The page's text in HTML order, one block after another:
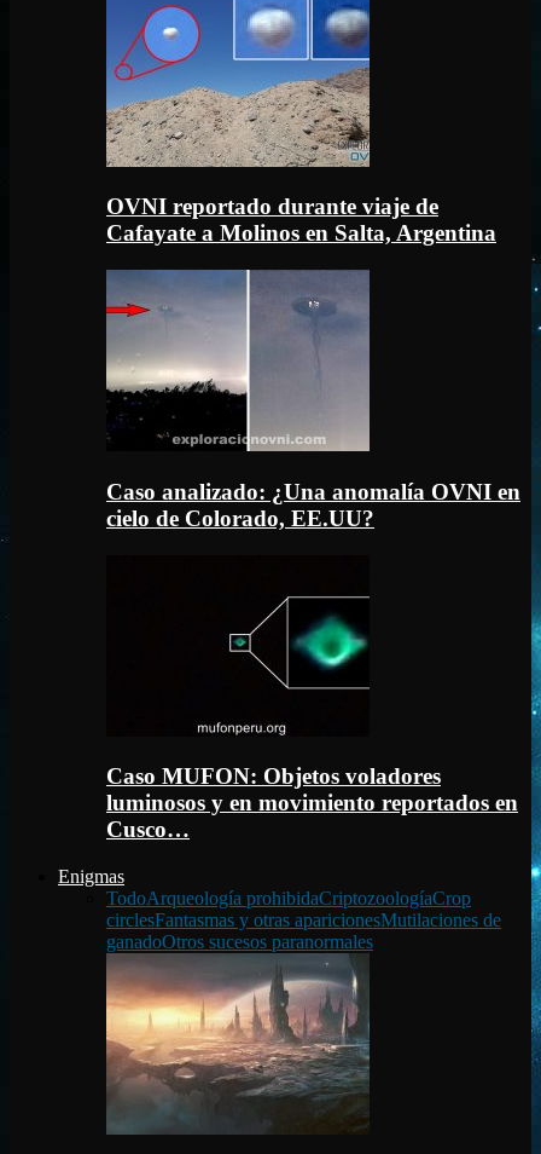
OVNI reportado durante viaje de
Cafayate a Molinos en Salta, Argentina
Caso analizado: ¿Una anomalía OVNI en
cielo de Colorado, EE.UU?
Caso MUFON: Objetos voladores
luminosos y en movimiento reportados en
Cusco…
Enigmas
TodoArqueología prohibidaCriptozoologíaCrop
circlesFantasmas y otras aparicionesMutilaciones de
ganadoOtros sucesos paranormales